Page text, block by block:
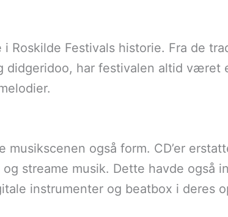
Roskilde Festivals historie. Fra de
didgeridoo, har festivalen altid været
også form. CD’er
streame musik. Dette havde også
instrumenter og beatbox i deres